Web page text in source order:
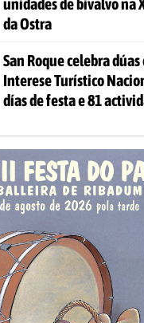
unidades de bivalvo na
da Ostra
San Roque celebra dúas
Interese Turístico
días de festa e 81